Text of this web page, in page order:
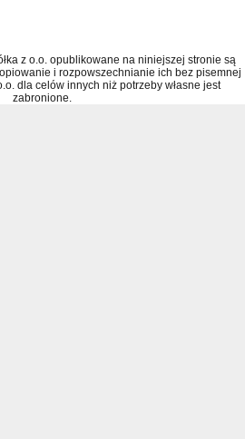
z o.o. opublikowane na niniejszej stronie są
i rozpowszechnianie ich bez pisemnej
dla celów innych niż potrzeby własne jest
zabronione.